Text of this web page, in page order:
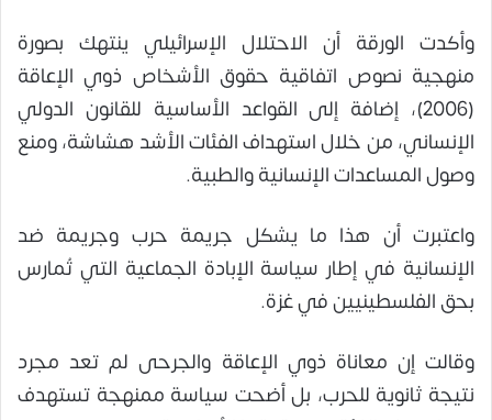
وأكدت الورقة أن الاحتلال الإسرائيلي ينتهك بصورة
منهجية نصوص اتفاقية حقوق الأشخاص ذوي الإعاقة
(2006)، إضافة إلى القواعد الأساسية للقانون الدولي
الإنساني، من خلال استهداف الفئات الأشد هشاشة، ومنع
وصول المساعدات الإنسانية والطبية.
واعتبرت أن هذا ما يشكل جريمة حرب وجريمة ضد
الإنسانية في إطار سياسة الإبادة الجماعية التي تُمارس
بحق الفلسطينيين في غزة.
وقالت إن معاناة ذوي الإعاقة والجرحى لم تعد مجرد
نتيجة ثانوية للحرب، بل أضحت سياسة ممنهجة تستهدف